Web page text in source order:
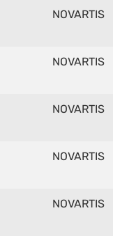
NOVARTIS
NOVARTIS
NOVARTIS
NOVARTIS
NOVARTIS